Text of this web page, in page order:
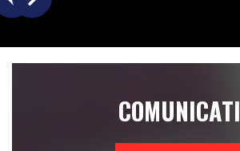
COMUNICATI